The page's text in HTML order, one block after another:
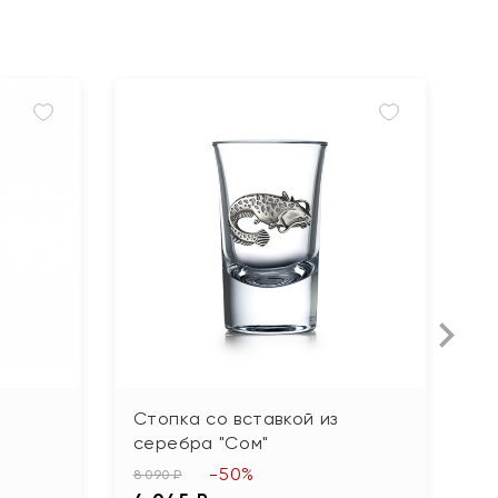
Стопка со вставкой из
серебра "Сом"
8 090 ₽ -50%